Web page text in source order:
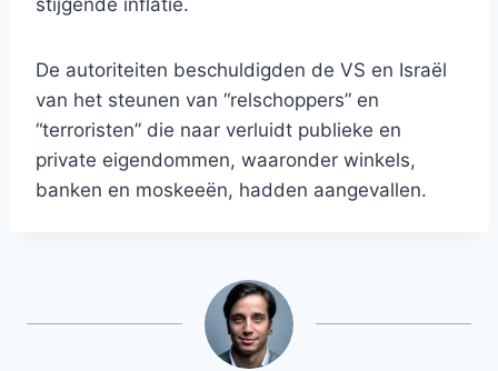
stijgende inflatie.
De autoriteiten beschuldigden de VS en Israël
van het steunen van “relschoppers” en
“terroristen” die naar verluidt publieke en
private eigendommen, waaronder winkels,
banken en moskeeën, hadden aangevallen.